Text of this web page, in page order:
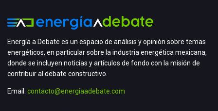
Energía a Debate es un espacio de análisis y opinión sobre temas
energéticos, en particular sobre la industria energética mexicana,
donde se incluyen noticias y artículos de fondo con la misión de
contribuir al debate constructivo.
Email: contacto@energiaadebate.com